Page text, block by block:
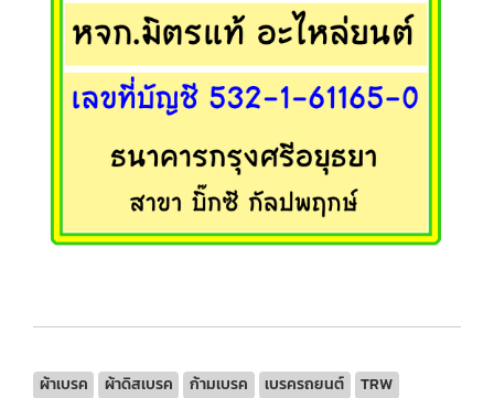
ผ้าเบรค ผ้าดิสเบรค ก้ามเบรค เบรครถยนต์
TRW